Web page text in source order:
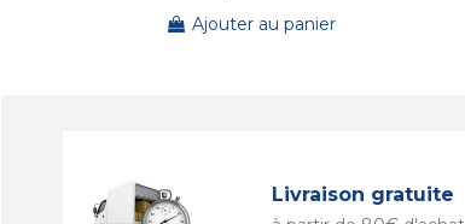
Ajouter au panier
Livraison gratuite